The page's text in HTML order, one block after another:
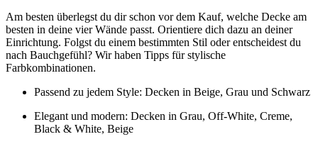
Am besten überlegst du dir schon vor dem Kauf, welche Decke am
besten in deine vier Wände passt. Orientiere dich dazu an deiner
Einrichtung. Folgst du einem bestimmten Stil oder entscheidest du
nach Bauchgefühl? Wir haben Tipps für stylische
Farbkombinationen.
Passend zu jedem Style: Decken in Beige, Grau und Schwarz
Elegant und modern: Decken in Grau, Off-White, Creme,
Black & White, Beige